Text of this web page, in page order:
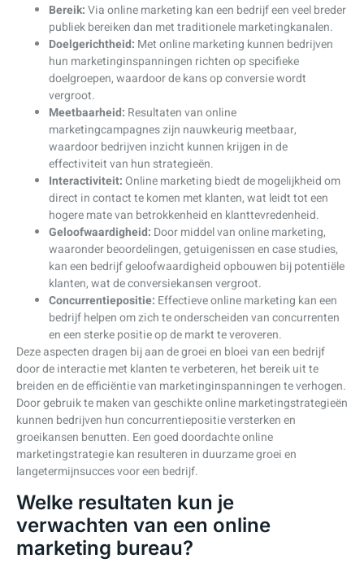
Bereik:Via online marketing kan een bedrijf een veel breder
publiek bereiken dan met traditionele marketingkanalen.
Doelgerichtheid: Met online marketing kunnen bedrijven
hun marketinginspanningen richten op specifieke
doelgroepen, waardoor de kans op conversie wordt
vergroot.
Meetbaarheid: Resultaten van online
marketingcampagnes zijn nauwkeurig meetbaar,
waardoor bedrijven inzicht kunnen krijgen in de
effectiviteit van hun strategieën.
Interactiviteit: Online marketing biedt de mogelijkheid om
direct in contact te komen met klanten, wat leidt tot een
hogere mate van betrokkenheid en klanttevredenheid.
Geloofwaardigheid: Door middel van online marketing,
waaronder beoordelingen, getuigenissen en case studies,
kan een bedrijf geloofwaardigheid opbouwen bij potentiële
klanten, wat de conversiekansen vergroot.
Concurrentiepositie: Effectieve online marketing kan een
bedrijf helpen om zich te onderscheiden van concurrenten
en een sterke positie op de markt te veroveren.
Deze aspecten dragen bij aan de groei en bloei van een bedrijf
door de interactie met klanten te verbeteren, het bereik uit te
breiden en de efficiëntie van marketinginspanningen te verhogen.
Door gebruik te maken van geschikte online marketingstrategieën
kunnen bedrijven hun concurrentiepositie versterken en
groeikansen benutten. Een goed doordachte online
marketingstrategie kan resulteren in duurzame groei en
langetermijnsucces voor een bedrijf.
Welke resultaten kun je
verwachten van een online
marketing bureau?